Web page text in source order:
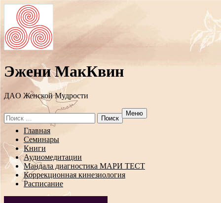
Эжени МакКвин
ДAO Женской Мудрости
Search
for:
Меню
Перейти
содержанию
Главная
Семинары
Книги
Аудиомедитации
Мандала диагностика МАРИ ТЕСТ
Коррекционная кинезиология
Расписание